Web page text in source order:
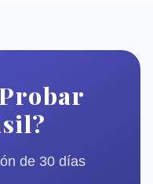
de 30 días